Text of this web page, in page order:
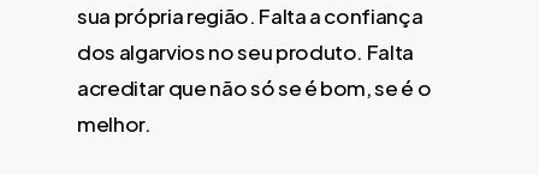
sua própria região. Falta a confiança
dos algarvios no seu produto. Falta
acreditar que não só se é bom, se é o
melhor.